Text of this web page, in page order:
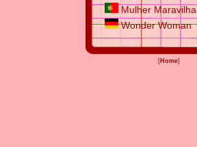
Mulher Maravilha
Wonder Woman
[Home]